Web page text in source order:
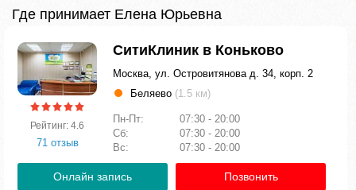
Где принимает Елена Юрьевна
Рейтинг: 4.6
71 отзыв
СитиКлиник в Коньково
Москва, ул. Островитянова д. 34, корп. 2
Беляево (1.5 км)
Пн-Пт:
07:30 - 20:00
Сб:
07:30 - 20:00
Вс:
07:30 - 20:00
Онлайн запись Позвонить